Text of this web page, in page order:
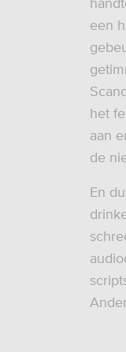
een
het
aan
de
En